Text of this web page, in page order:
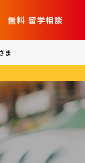
無料 留学相談
ま